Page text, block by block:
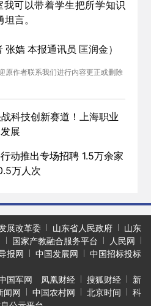
可以带着学生把所学知识
言。
嫱 本报通讯员 匡润金）
原作者联系我们进行内容更正或删除
科技创新赛道！上海职业
展
动推出专场招聘 1.5万余家
万人次
展改革委 山东省人民政府
山东
国家产教融合服务平台
人民网
报网 中国发展网
中国招标投标
国军网 凤凰财经 搜狐财经
新
闻网 中国农村网 北京时间
科